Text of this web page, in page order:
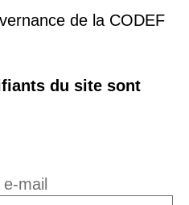
de la CODEF
du site sont
mail